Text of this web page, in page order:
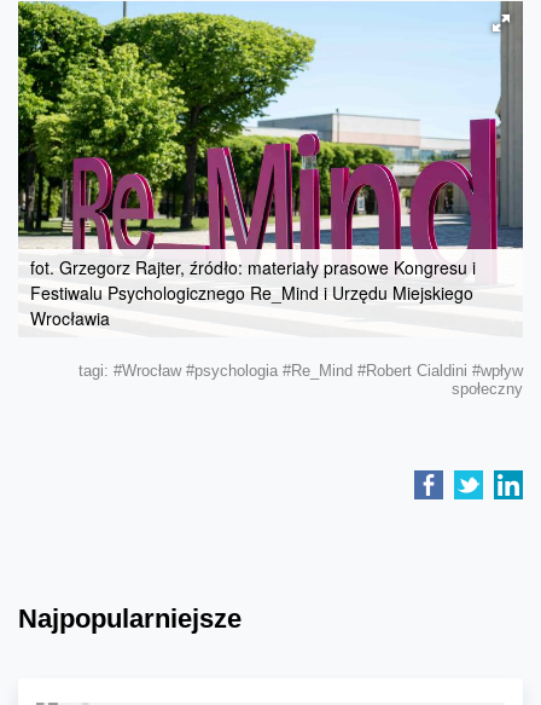
fot. Grzegorz Rajter, źródło: materiały prasowe Kongresu i
Festiwalu Psychologicznego Re_Mind i Urzędu Miejskiego
Wrocławia
tagi: #Wrocław #psychologia #Re_Mind #Robert Cialdini #wpływ
społeczny
Najpopularniejsze